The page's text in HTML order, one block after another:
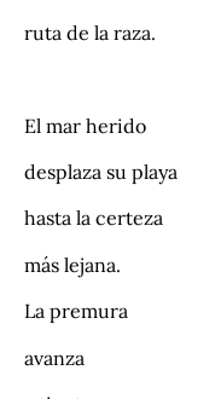
ruta de la raza.
El mar herido
desplaza su playa
hasta la certeza
más lejana.
La premura
avanza